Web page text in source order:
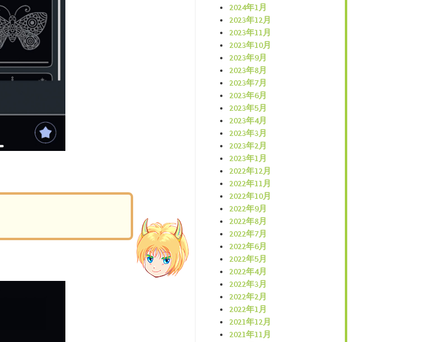
2024年1月
2023年12月
2023年11月
2023年10月
2023年9月
2023年8月
2023年7月
2023年6月
2023年5月
2023年4月
2023年3月
2023年2月
2023年1月
2022年12月
2022年11月
2022年10月
2022年9月
2022年8月
2022年7月
2022年6月
2022年5月
2022年4月
2022年3月
2022年2月
2022年1月
2021年12月
2021年11月